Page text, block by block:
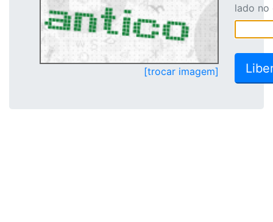
[trocar imagem]
lado no